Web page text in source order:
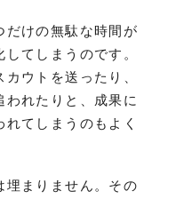
だけの無駄な時間が
てしまうのです。
ウトを送ったり、
われたりと、成果に
てしまうのもよく
埋まりません。その